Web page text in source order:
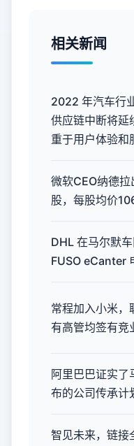
相关新闻
2022 年汽车行
供应链中断将延
重于用户体验和
微软CEO纳德
股，每股均价
DHL 在马尔默
FUSO eCanter
常程加入小米，
有高管均签有竞
阿里巴巴证实了
布的公司传承计
智见未来，链接